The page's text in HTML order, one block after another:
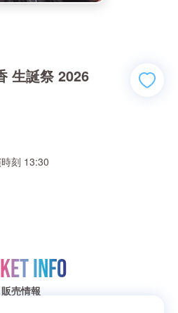
生誕祭 2026
刻 13:30
INFO
販売情報